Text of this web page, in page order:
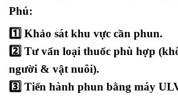
Phú:
1️⃣ Khảo sát khu vực cần phun.
2️⃣ Tư vấn loại thuốc phù hợp
người & vật nuôi).
3️⃣ Tiến hành phun bằng máy